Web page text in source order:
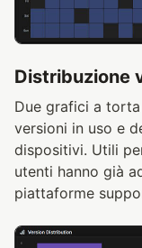
Distribuzione
Due grafici a
versioni in uso e
dispositivi. Utili
utenti hanno già
piattaforme